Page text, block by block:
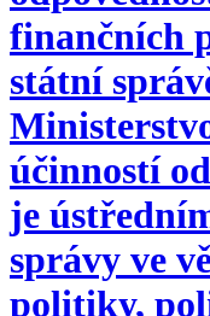
finančních
státní
účinností
je
správy ve
politiky,